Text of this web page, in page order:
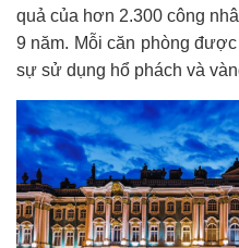
quả của hơn 2.300 công
9 năm. Mỗi căn phòng
sự sử dụng hổ phách và